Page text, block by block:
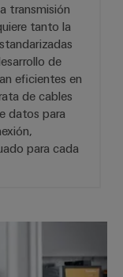
transmisión
tanto la
de
eficientes en
de cables
datos para
para cada